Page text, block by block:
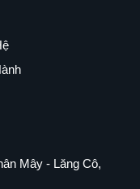
Mây - Lăng Cô,